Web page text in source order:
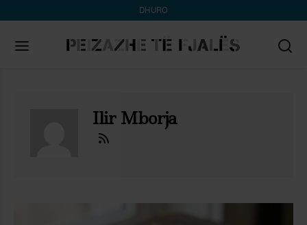
DHURO
Ilir Mborja